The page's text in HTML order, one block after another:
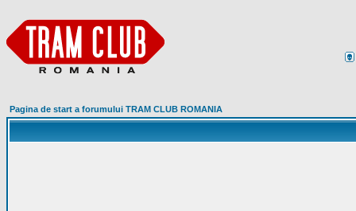
Pagina de start a forumului TRAM CLUB ROMANIA